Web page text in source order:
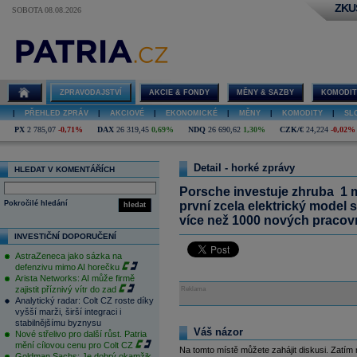
SOBOTA 08.08.2026
ZPRAVODAJSTVÍ AKCIE & FONDY MĚNY & SAZBY
PŘEHLED ZPRÁV AKCIOVÉ EKONOMICKÉ MĚNY KOMODITY
PX 2 785,07 -0,71% DAX 26 319,45 0,69% NDQ 26 690,62 1,30% CZK/€ 24,224 -0,02%
HLEDAT V KOMENTÁŘÍCH
hledat
Pokročilé hledání
INVESTIČNÍ DOPORUČENÍ
AstraZeneca jako sázka na
defenzivu mimo AI horečku
Arista Networks: AI může firmě
zajistit příznivý vítr do zad
Analytický radar: Colt CZ roste díky
vyšší marži, širší integraci i
stabilnějšímu byznysu
Nové střelivo pro další růst. Patria
mění cílovou cenu pro Colt CZ
Detail - horké zprávy
Porsche investuje zhruba 1
první zcela elektrický model
více než 1000 nových
Reklama
Váš názor
Na tomto místě můžete zahájit diskusi.